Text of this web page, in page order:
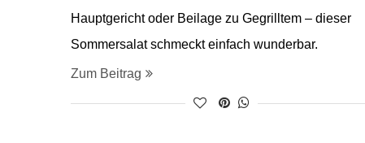
Hauptgericht oder Beilage zu Gegrilltem – dieser
Sommersalat schmeckt einfach wunderbar.
Zum Beitrag